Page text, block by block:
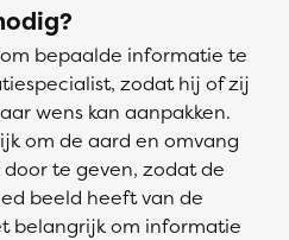
bepaalde informatie te
zodat hij of zij
wens kan aanpakken.
om de aard en omvang
te geven, zodat de
beeld heeft van de
belangrijk om informatie